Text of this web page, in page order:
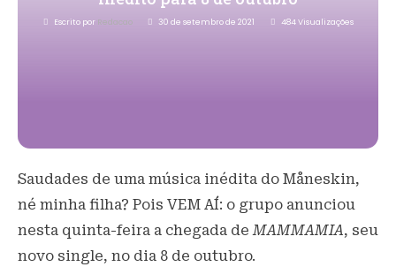
Escrito por Redacao 30 de setembro de 2021 484Visualizações
Saudades de uma música inédita do Måneskin,
né minha filha? Pois VEM AÍ: o grupo anunciou
nesta quinta-feira a chegada deMAMMAMIA, seu
novo single, no dia 8 de outubro.